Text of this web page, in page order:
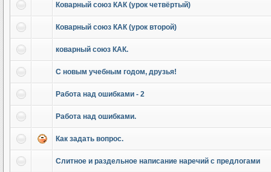
Коварный союз КАК (урок четвёртый)
Коварный союз КАК (урок второй)
коварный союз КАК.
С новым учебным годом, друзья!
Работа над ошибками - 2
Работа над ошибками.
Как задать вопрос.
Слитное и раздельное написание наречий с предлогами